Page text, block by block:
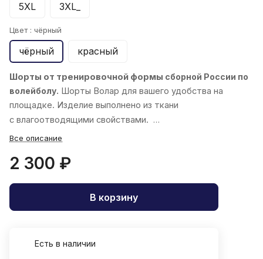
5XL 3XL_
Цвет : чёрный
чёрный красный
Шорты от тренировочной формы сборной России по
волейболу. Шорты Волар для вашего удобства на
площадке. Изделие выполнено из ткани
с влагоотводящими свойствами.
Все описание
2 300 ₽
В корзину
Есть в наличии